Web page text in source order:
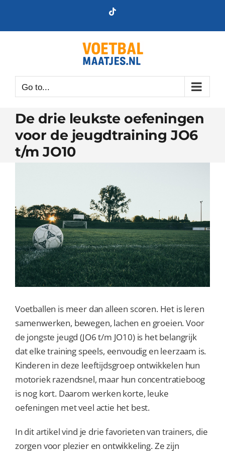
content
Tiktok
Go to...
De drie leukste oefeningen
voor de jeugdtraining JO6
t/m JO10
Voetballen is meer dan alleen scoren. Het is leren
samenwerken, bewegen, lachen en groeien. Voor
de jongste jeugd (JO6 t/m JO10) is het belangrijk
dat elke training speels, eenvoudig en leerzaam is.
Kinderen in deze leeftijdsgroep ontwikkelen hun
motoriek razendsnel, maar hun concentratieboog
is nog kort. Daarom werken korte, leuke
oefeningen met veel actie het best.
In dit artikel vind je drie favorieten van trainers, die
zorgen voor plezier en ontwikkeling. Ze zijn